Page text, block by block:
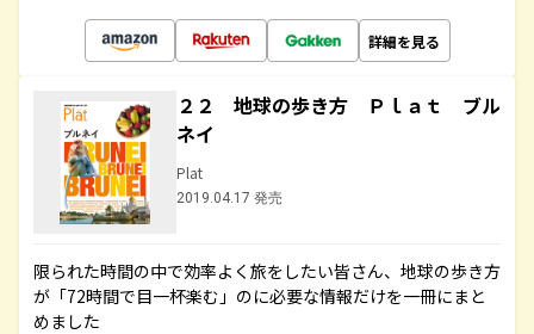
詳細を見る
２２ 地球の歩き方 Ｐｌａｔ ブル
ネイ
Plat
2019.04.17 発売
限られた時間の中で効率よく旅をしたい皆さん、地球の歩き方
が「72時間で目一杯楽む」のに必要な情報だけを一冊にまと
めました